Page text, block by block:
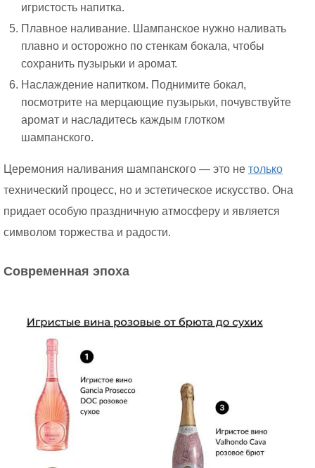
игристость напитка.
Плавное наливание. Шампанское нужно наливать
плавно и осторожно по стенкам бокала, чтобы
сохранить пузырьки и аромат.
Наслаждение напитком. Поднимите бокал,
посмотрите на мерцающие пузырьки, почувствуйте
аромат и насладитесь каждым глотком
шампанского.
Церемония наливания шампанского — это не только
технический процесс, но и эстетическое искусство. Она
придает особую праздничную атмосферу и является
символом торжества и радости.
Современная эпоха